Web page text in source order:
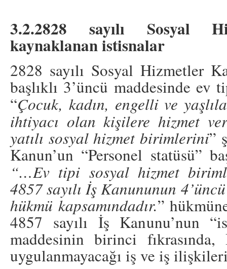
3.2.2828 sayılı Sosyal
kaynaklanan istisnalar
2828 sayılı Sosyal Hizmetler
başlıklı 3’üncü maddesinde
“Çocuk, kadın, engelli ve
ihtiyacı olan kişilere hizmet
yatılı sosyal hizmet birimlerini”
Kanun’un “Personel statüsü”
“…Ev tipi sosyal hizmet
4857 sayılı İş Kanununun
hükmü kapsamındadır.”
4857 sayılı İş Kanunu’nun
maddesinin birinci
uygulanmayacağı iş ve iş